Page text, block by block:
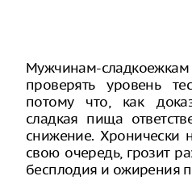
Мужчинам-
проверять уровень
потому что, как
сладкая пища
снижение. Хронически
свою очередь, грозит
бесплодия и ожирения